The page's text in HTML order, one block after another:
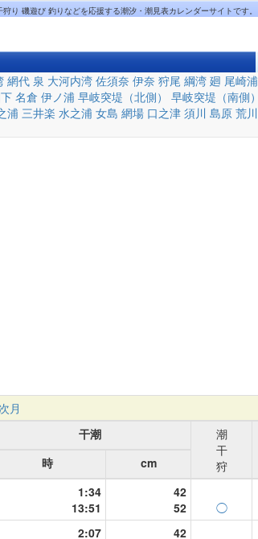
狩り 磯遊び 釣りなどを応援する潮汐・潮見表カレンダーサイトです。
網代 泉 大河内湾 佐須奈 伊奈 狩尾 綱湾 廻 尾崎浦
名倉 伊ノ浦 早岐突堤（北側） 早岐突堤（南側）
浦 三井楽 水之浦 女島 網場 口之津 須川 島原 荒川
次月
干潮
潮
干
狩
時
cm
1:34
13:51
42
52
◯
2:07
42